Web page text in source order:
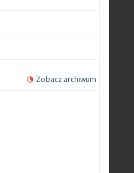
Zobacz archiwum